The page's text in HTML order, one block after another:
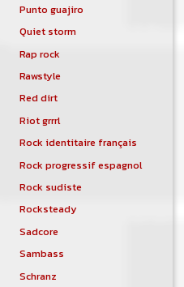
Punto guajiro
Quiet storm
Rap rock
Rawstyle
Red dirt
Riot grrrl
Rock identitaire français
Rock progressif espagnol
Rock sudiste
Rocksteady
Sadcore
Sambass
Schranz